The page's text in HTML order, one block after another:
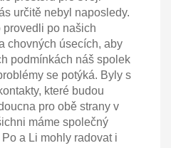
určitě nebyl naposledy.
provedli po našich
chovných úsecích, aby
podmínkách náš spolek
se potýká. Byly s
které budou
pro obě strany v
máme společný
a Li mohly radovat i